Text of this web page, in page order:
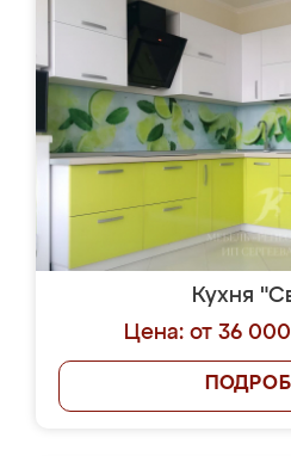
Кухня
Цена: от 36